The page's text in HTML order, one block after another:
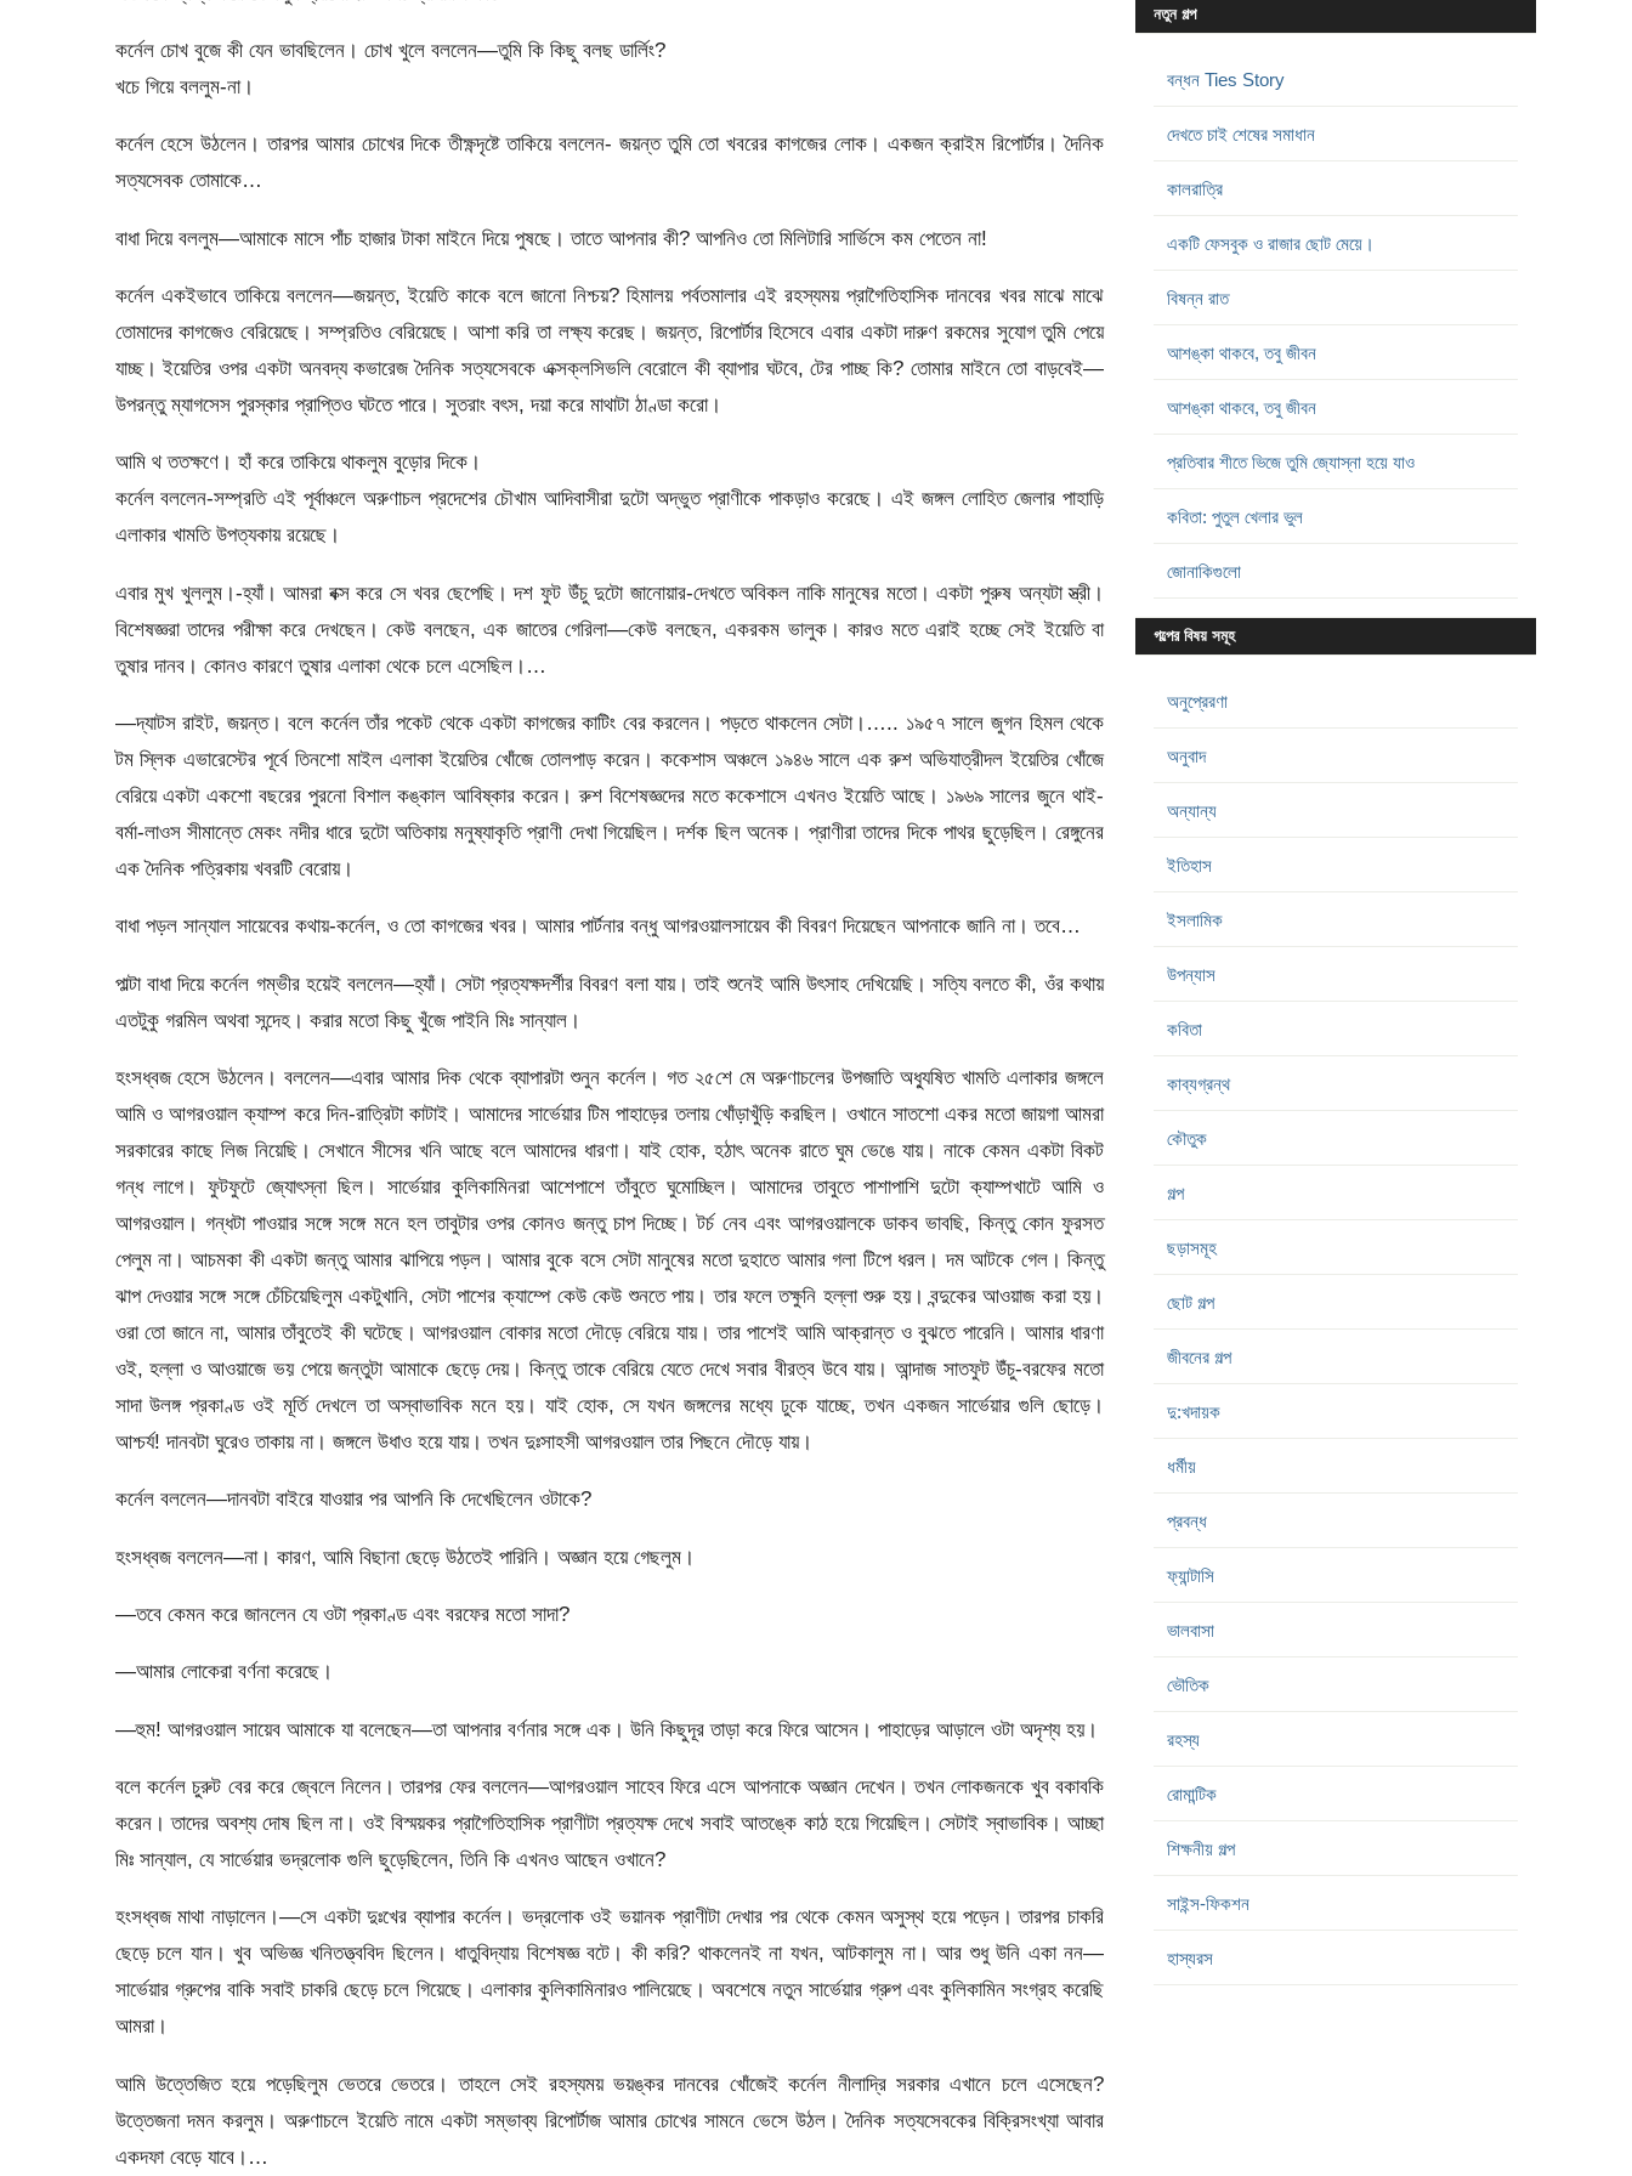
কর্নেল চোখ বুজে কী যেন ভাবছিলেন। চোখ খুলে বললেন—তুমি কি কিছু বলছ ডার্লিং?
খচে গিয়ে বললুম-না।
কর্নেল হেসে উঠলেন। তারপর আমার চোখের দিকে তীক্ষ্ণদৃষ্টে তাকিয়ে বললেন- জয়ন্ত তুমি তো খবরের কাগজের লোক। একজন ক্রাইম রিপোর্টার। দৈনিক
সত্যসেবক তোমাকে…
বাধা দিয়ে বললুম—আমাকে মাসে পাঁচ হাজার টাকা মাইনে দিয়ে পুষছে। তাতে আপনার কী? আপনিও তো মিলিটারি সার্ভিসে কম পেতেন না!
কর্নেল একইভাবে তাকিয়ে বললেন—জয়ন্ত, ইয়েতি কাকে বলে জানো নিশ্চয়? হিমালয় পর্বতমালার এই রহস্যময় প্রাগৈতিহাসিক দানবের খবর মাঝে মাঝে
তোমাদের কাগজেও বেরিয়েছে। সম্প্রতিও বেরিয়েছে। আশা করি তা লক্ষ্য করেছ। জয়ন্ত, রিপোর্টার হিসেবে এবার একটা দারুণ রকমের সুযোগ তুমি পেয়ে
যাচ্ছ। ইয়েতির ওপর একটা অনবদ্য কভারেজ দৈনিক সত্যসেবকে এক্সক্লসিভলি বেরোলে কী ব্যাপার ঘটবে, টের পাচ্ছ কি? তোমার মাইনে তো বাড়বেই—
উপরন্তু ম্যাগসেস পুরস্কার প্রাপ্তিও ঘটতে পারে। সুতরাং বৎস, দয়া করে মাথাটা ঠাণ্ডা করো।
আমি থ ততক্ষণে। হাঁ করে তাকিয়ে থাকলুম বুড়োর দিকে।
কর্নেল বললেন-সম্প্রতি এই পূর্বাঞ্চলে অরুণাচল প্রদেশের চৌখাম আদিবাসীরা দুটো অদ্ভুত প্রাণীকে পাকড়াও করেছে। এই জঙ্গল লোহিত জেলার পাহাড়ি
এলাকার খামতি উপত্যকায় রয়েছে।
এবার মুখ খুললুম।-হ্যাঁ। আমরা বক্স করে সে খবর ছেপেছি। দশ ফুট উঁচু দুটো জানোয়ার-দেখতে অবিকল নাকি মানুষের মতো। একটা পুরুষ অন্যটা স্ত্রী।
বিশেষজ্ঞরা তাদের পরীক্ষা করে দেখছেন। কেউ বলছেন, এক জাতের গেরিলা—কেউ বলছেন, একরকম ভালুক। কারও মতে এরাই হচ্ছে সেই ইয়েতি বা
তুষার দানব। কোনও কারণে তুষার এলাকা থেকে চলে এসেছিল।…
—দ্যাটস রাইট, জয়ন্ত। বলে কর্নেল তাঁর পকেট থেকে একটা কাগজের কাটিং বের করলেন। পড়তে থাকলেন সেটা।….. ১৯৫৭ সালে জুগন হিমল থেকে
টম স্লিক এভারেস্টের পূর্বে তিনশো মাইল এলাকা ইয়েতির খোঁজে তোলপাড় করেন। ককেশাস অঞ্চলে ১৯৪৬ সালে এক রুশ অভিযাত্রীদল ইয়েতির খোঁজে
বেরিয়ে একটা একশো বছরের পুরনো বিশাল কঙ্কাল আবিষ্কার করেন। রুশ বিশেষজ্ঞদের মতে ককেশাসে এখনও ইয়েতি আছে। ১৯৬৯ সালের জুনে থাই-
বর্মা-লাওস সীমান্তে মেকং নদীর ধারে দুটো অতিকায় মনুষ্যাকৃতি প্রাণী দেখা গিয়েছিল। দর্শক ছিল অনেক। প্রাণীরা তাদের দিকে পাথর ছুড়েছিল। রেঙ্গুনের
এক দৈনিক পত্রিকায় খবরটি বেরোয়।
বাধা পড়ল সান্যাল সায়েবের কথায়-কর্নেল, ও তো কাগজের খবর। আমার পার্টনার বন্ধু আগরওয়ালসায়েব কী বিবরণ দিয়েছেন আপনাকে জানি না। তবে…
পাল্টা বাধা দিয়ে কর্নেল গম্ভীর হয়েই বললেন—হ্যাঁ। সেটা প্রত্যক্ষদর্শীর বিবরণ বলা যায়। তাই শুনেই আমি উৎসাহ দেখিয়েছি। সত্যি বলতে কী, ওঁর কথায়
এতটুকু গরমিল অথবা সন্দেহ। করার মতো কিছু খুঁজে পাইনি মিঃ সান্যাল।
হংসধ্বজ হেসে উঠলেন। বললেন—এবার আমার দিক থেকে ব্যাপারটা শুনুন কর্নেল। গত ২৫শে মে অরুণাচলের উপজাতি অধ্যুষিত খামতি এলাকার জঙ্গলে
আমি ও আগরওয়াল ক্যাম্প করে দিন-রাত্রিটা কাটাই। আমাদের সার্ভেয়ার টিম পাহাড়ের তলায় খোঁড়াখুঁড়ি করছিল। ওখানে সাতশো একর মতো জায়গা আমরা
সরকারের কাছে লিজ নিয়েছি। সেখানে সীসের খনি আছে বলে আমাদের ধারণা। যাই হোক, হঠাৎ অনেক রাতে ঘুম ভেঙে যায়। নাকে কেমন একটা বিকট
গন্ধ লাগে। ফুটফুটে জ্যোৎস্না ছিল। সার্ভেয়ার কুলিকামিনরা আশেপাশে তাঁবুতে ঘুমোচ্ছিল। আমাদের তাবুতে পাশাপাশি দুটো ক্যাম্পখাটে আমি ও
আগরওয়াল। গন্ধটা পাওয়ার সঙ্গে সঙ্গে মনে হল তাবুটার ওপর কোনও জন্তু চাপ দিচ্ছে। টর্চ নেব এবং আগরওয়ালকে ডাকব ভাবছি, কিন্তু কোন ফুরসত
পেলুম না। আচমকা কী একটা জন্তু আমার ঝাপিয়ে পড়ল। আমার বুকে বসে সেটা মানুষের মতো দুহাতে আমার গলা টিপে ধরল। দম আটকে গেল। কিন্তু
ঝাপ দেওয়ার সঙ্গে সঙ্গে চেঁচিয়েছিলুম একটুখানি, সেটা পাশের ক্যাম্পে কেউ কেউ শুনতে পায়। তার ফলে তক্ষুনি হল্লা শুরু হয়। বন্দুকের আওয়াজ করা হয়।
ওরা তো জানে না, আমার তাঁবুতেই কী ঘটেছে। আগরওয়াল বোকার মতো দৌড়ে বেরিয়ে যায়। তার পাশেই আমি আক্রান্ত ও বুঝতে পারেনি। আমার ধারণা
ওই, হল্লা ও আওয়াজে ভয় পেয়ে জন্তুটা আমাকে ছেড়ে দেয়। কিন্তু তাকে বেরিয়ে যেতে দেখে সবার বীরত্ব উবে যায়। আন্দাজ সাতফুট উঁচু-বরফের মতো
সাদা উলঙ্গ প্রকাণ্ড ওই মূর্তি দেখলে তা অস্বাভাবিক মনে হয়। যাই হোক, সে যখন জঙ্গলের মধ্যে ঢুকে যাচ্ছে, তখন একজন সার্ভেয়ার গুলি ছোড়ে।
আশ্চর্য! দানবটা ঘুরেও তাকায় না। জঙ্গলে উধাও হয়ে যায়। তখন দুঃসাহসী আগরওয়াল তার পিছনে দৌড়ে যায়।
কর্নেল বললেন—দানবটা বাইরে যাওয়ার পর আপনি কি দেখেছিলেন ওটাকে?
হংসধ্বজ বললেন—না। কারণ, আমি বিছানা ছেড়ে উঠতেই পারিনি। অজ্ঞান হয়ে গেছলুম।
—তবে কেমন করে জানলেন যে ওটা প্রকাণ্ড এবং বরফের মতো সাদা?
—আমার লোকেরা বর্ণনা করেছে।
—হুম! আগরওয়াল সায়েব আমাকে যা বলেছেন—তা আপনার বর্ণনার সঙ্গে এক। উনি কিছুদূর তাড়া করে ফিরে আসেন। পাহাড়ের আড়ালে ওটা অদৃশ্য হয়।
বলে কর্নেল চুরুট বের করে জ্বেলে নিলেন। তারপর ফের বললেন—আগরওয়াল সাহেব ফিরে এসে আপনাকে অজ্ঞান দেখেন। তখন লোকজনকে খুব বকাবকি
করেন। তাদের অবশ্য দোষ ছিল না। ওই বিস্ময়কর প্রাগৈতিহাসিক প্রাণীটা প্রত্যক্ষ দেখে সবাই আতঙ্কে কাঠ হয়ে গিয়েছিল। সেটাই স্বাভাবিক। আচ্ছা
মিঃ সান্যাল, যে সার্ভেয়ার ভদ্রলোক গুলি ছুড়েছিলেন, তিনি কি এখনও আছেন ওখানে?
হংসধ্বজ মাথা নাড়ালেন।—সে একটা দুঃখের ব্যাপার কর্নেল। ভদ্রলোক ওই ভয়ানক প্রাণীটা দেখার পর থেকে কেমন অসুস্থ হয়ে পড়েন। তারপর চাকরি
ছেড়ে চলে যান। খুব অভিজ্ঞ খনিতত্ত্ববিদ ছিলেন। ধাতুবিদ্যায় বিশেষজ্ঞ বটে। কী করি? থাকলেনই না যখন, আটকালুম না। আর শুধু উনি একা নন—
সার্ভেয়ার গ্রুপের বাকি সবাই চাকরি ছেড়ে চলে গিয়েছে। এলাকার কুলিকামিনারও পালিয়েছে। অবশেষে নতুন সার্ভেয়ার গ্রুপ এবং কুলিকামিন সংগ্রহ করেছি
আমরা।
আমি উত্তেজিত হয়ে পড়েছিলুম ভেতরে ভেতরে। তাহলে সেই রহস্যময় ভয়ঙ্কর দানবের খোঁজেই কর্নেল নীলাদ্রি সরকার এখানে চলে এসেছেন?
উত্তেজনা দমন করলুম। অরুণাচলে ইয়েতি নামে একটা সম্ভাব্য রিপোর্টাজ আমার চোখের সামনে ভেসে উঠল। দৈনিক সত্যসেবকের বিক্রিসংখ্যা আবার
একদফা বেড়ে যাবে।…
নতুন গল্প
বন্ধন Ties Story
দেখতে চাই শেষের সমাধান
কালরাত্রি
একটি ফেসবুক ও রাজার ছোট মেয়ে।
বিষন্ন রাত
আশঙ্কা থাকবে, তবু জীবন
আশঙ্কা থাকবে, তবু জীবন
প্রতিবার শীতে ভিজে তুমি জ্যোস্না হয়ে যাও
কবিতা: পুতুল খেলার ভুল
জোনাকিগুলো
গল্পের বিষয় সমূহ
অনুপ্রেরণা
অনুবাদ
অন্যান্য
ইতিহাস
ইসলামিক
উপন্যাস
কবিতা
কাব্যগ্রন্থ
কৌতুক
গল্প
ছড়াসমূহ
ছোট গল্প
জীবনের গল্প
দু:খদায়ক
ধর্মীয়
প্রবন্ধ
ফ্যান্টাসি
ভালবাসা
ভৌতিক
রহস্য
রোমান্টিক
শিক্ষনীয় গল্প
সাইন্স-ফিকশন
হাস্যরস